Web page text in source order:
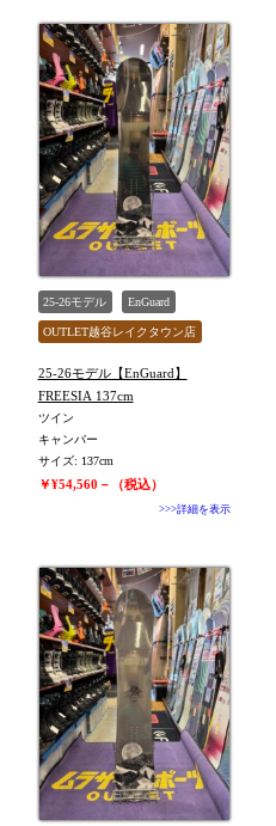
25-26モデル EnGuard
OUTLET越谷レイクタウン店
値下げしました
25-26モデル【EnGuard】
FREESIA 137cm
ツイン
キャンバー
サイズ: 137cm
￥¥54,560－（税込）
>>>詳細を表示